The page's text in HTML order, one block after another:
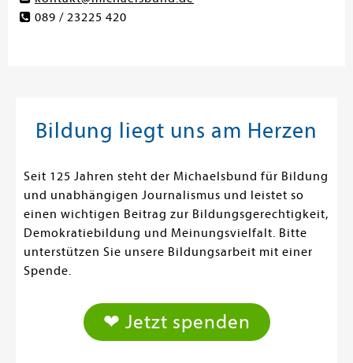
089 / 23225 420
Bildung liegt uns am Herzen
Seit 125 Jahren steht der Michaelsbund für Bildung
und unabhängigen Journalismus und leistet so
einen wichtigen Beitrag zur Bildungsgerechtigkeit,
Demokratiebildung und Meinungsvielfalt. Bitte
unterstützen Sie unsere Bildungsarbeit mit einer
Spende.
❤ Jetzt spenden